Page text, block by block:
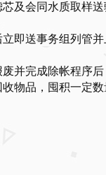
及会同水质取样
即送事务组列管
并完成除帐程序
物品，囤积一定